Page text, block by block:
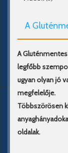
A
A
legfőbb
ugyan olyan jó
megfelelője.
Többszörösen
oldalak.